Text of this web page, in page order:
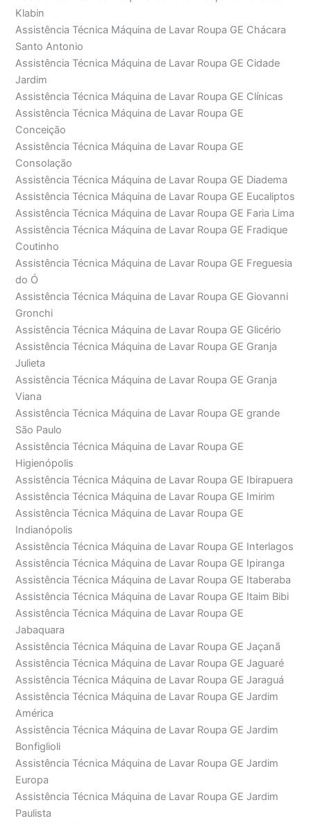
Klabin
Assistência Técnica Máquina de Lavar Roupa GE Chácara
Santo Antonio
Assistência Técnica Máquina de Lavar Roupa GE Cidade
Jardim
Assistência Técnica Máquina de Lavar Roupa GE Clínicas
Assistência Técnica Máquina de Lavar Roupa GE
Conceição
Assistência Técnica Máquina de Lavar Roupa GE
Consolação
Assistência Técnica Máquina de Lavar Roupa GE Diadema
Assistência Técnica Máquina de Lavar Roupa GE Eucaliptos
Assistência Técnica Máquina de Lavar Roupa GE Faria Lima
Assistência Técnica Máquina de Lavar Roupa GE Fradique
Coutinho
Assistência Técnica Máquina de Lavar Roupa GE Freguesia
do Ó
Assistência Técnica Máquina de Lavar Roupa GE Giovanni
Gronchi
Assistência Técnica Máquina de Lavar Roupa GE Glicério
Assistência Técnica Máquina de Lavar Roupa GE Granja
Julieta
Assistência Técnica Máquina de Lavar Roupa GE Granja
Viana
Assistência Técnica Máquina de Lavar Roupa GE grande
São Paulo
Assistência Técnica Máquina de Lavar Roupa GE
Higienópolis
Assistência Técnica Máquina de Lavar Roupa GE Ibirapuera
Assistência Técnica Máquina de Lavar Roupa GE Imirim
Assistência Técnica Máquina de Lavar Roupa GE
Indianópolis
Assistência Técnica Máquina de Lavar Roupa GE Interlagos
Assistência Técnica Máquina de Lavar Roupa GE Ipiranga
Assistência Técnica Máquina de Lavar Roupa GE Itaberaba
Assistência Técnica Máquina de Lavar Roupa GE Itaim Bibi
Assistência Técnica Máquina de Lavar Roupa GE
Jabaquara
Assistência Técnica Máquina de Lavar Roupa GE Jaçanã
Assistência Técnica Máquina de Lavar Roupa GE Jaguaré
Assistência Técnica Máquina de Lavar Roupa GE Jaraguá
Assistência Técnica Máquina de Lavar Roupa GE Jardim
América
Assistência Técnica Máquina de Lavar Roupa GE Jardim
Bonfiglioli
Assistência Técnica Máquina de Lavar Roupa GE Jardim
Europa
Assistência Técnica Máquina de Lavar Roupa GE Jardim
Paulista